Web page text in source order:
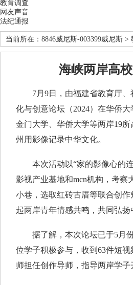
教育调查
网友声音
法纪通报
当前所在： 8846威尼斯-003399威尼斯 >
海峡两岸高
7月9日，由福建省教育厅、
化与创意论坛（2024）在华侨
金门大学、华侨大学等两岸19
州用影像记录中华文化。
本次活动以“家的影像心的连
影视产业基地和mcn机构，考察
小巷，选取红砖古厝等联合创
起两岸青年情感共鸣，共同弘
据了解，本次论坛已于5月份
位学子积极参与，收到63件短
师担任创作导师，指导两岸学子